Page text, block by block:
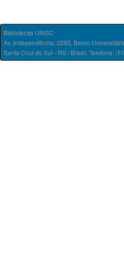
Bibliotecas UNISC
Av. Independência, 2293, Bairro
Santa Cruz do Sul - RS / Brasil. Telefone: